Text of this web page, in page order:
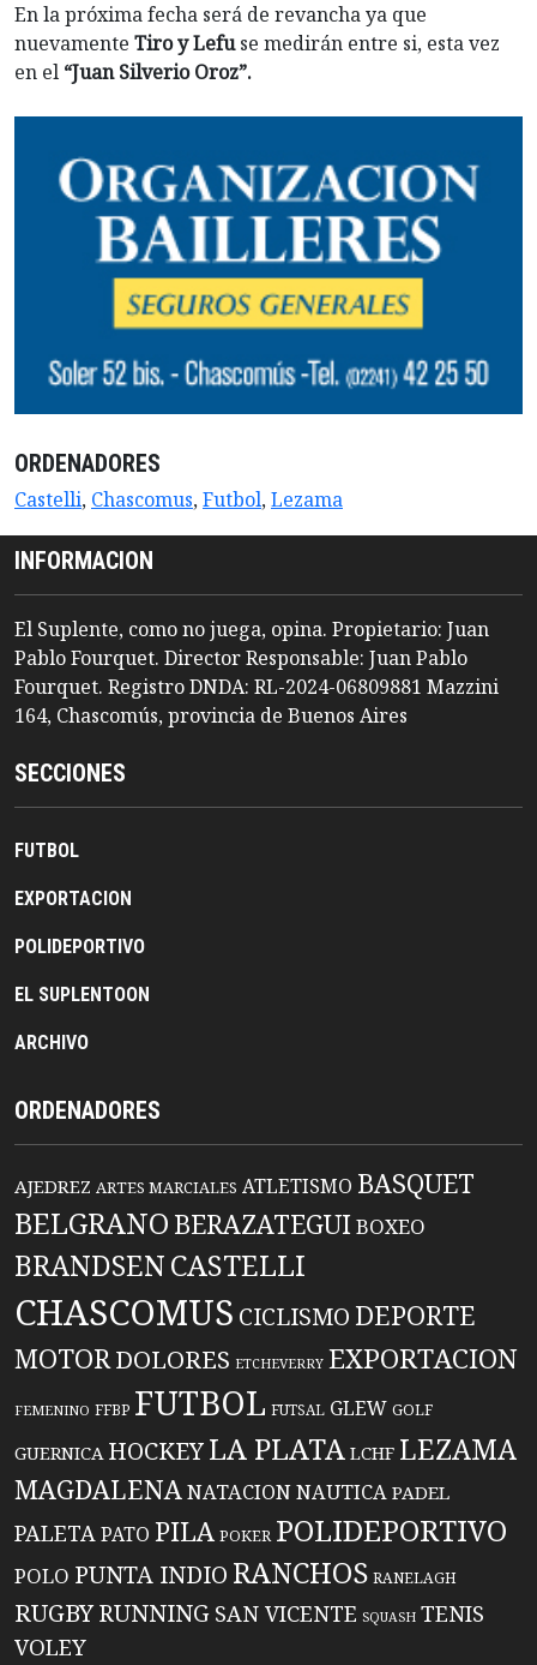
En la próxima fecha será de revancha ya que
nuevamente Tiro y Lefuse medirán entre si, esta vez
en el “Juan Silverio Oroz”.
ORDENADORES
Castelli, Chascomus,Futbol,Lezama
INFORMACION
El Suplente, como no juega, opina. Propietario: Juan
Pablo Fourquet. Director Responsable: Juan Pablo
Fourquet. Registro DNDA: RL-2024-06809881 Mazzini
164, Chascomús, provincia de Buenos Aires
SECCIONES
FUTBOL
EXPORTACION
POLIDEPORTIVO
EL SUPLENTOON
ARCHIVO
ORDENADORES
AJEDREZ ARTES MARCIALES ATLETISMO BASQUET
BELGRANO BERAZATEGUIBOXEO
BRANDSENCASTELLI
CHASCOMUS CICLISMO DEPORTE
MOTORDOLORES ETCHEVERRY EXPORTACION
FEMENINO FFBP FUTBOL FUTSAL GLEW GOLF
GUERNICA HOCKEYLA PLATA LCHF LEZAMA
MAGDALENANATACIONNAUTICA PADEL
PALETA PATO PILA POKER POLIDEPORTIVO
POLO PUNTA INDIO RANCHOS RANELAGH
RUGBYRUNNING SAN VICENTE SQUASH TENIS
VOLEY